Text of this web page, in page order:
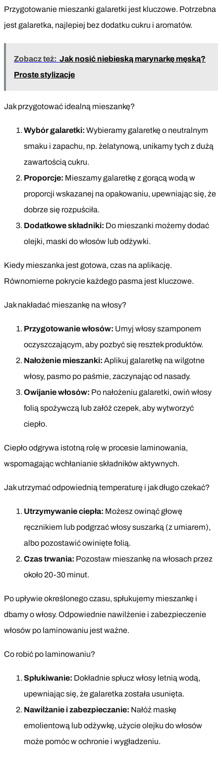
Przygotowanie mieszanki galaretki jest kluczowe. Potrzebna
jest galaretka, najlepiej bez dodatku cukru i aromatów.
Zobacz też: Jak nosić niebieską marynarkę męską?
Proste stylizacje
Jak przygotować idealną mieszankę?
Wybór galaretki: Wybieramy galaretkę o neutralnym
smaku i zapachu, np. żelatynową, unikamy tych z dużą
zawartością cukru.
Proporcje: Mieszamy galaretkę z gorącą wodą w
proporcji wskazanej na opakowaniu, upewniając się, że
dobrze się rozpuściła.
Dodatkowe składniki: Do mieszanki możemy dodać
olejki, maski do włosów lub odżywki.
Kiedy mieszanka jest gotowa, czas na aplikację.
Równomierne pokrycie każdego pasma jest kluczowe.
Jak nakładać mieszankę na włosy?
Przygotowanie włosów: Umyj włosy szamponem
oczyszczającym, aby pozbyć się resztek produktów.
Nałożenie mieszanki: Aplikuj galaretkę na wilgotne
włosy, pasmo po paśmie, zaczynając od nasady.
Owijanie włosów: Po nałożeniu galaretki, owiń włosy
folią spożywczą lub załóż czepek, aby wytworzyć
ciepło.
Ciepło odgrywa istotną rolę w procesie laminowania,
wspomagając wchłanianie składników aktywnych.
Jak utrzymać odpowiednią temperaturę i jak długo czekać?
Utrzymywanie ciepła: Możesz owinąć głowę
ręcznikiem lub podgrzać włosy suszarką (z umiarem),
albo pozostawić owinięte folią.
Czas trwania: Pozostaw mieszankę na włosach przez
około 20-30 minut.
Po upływie określonego czasu, spłukujemy mieszankę i
dbamy o włosy. Odpowiednie nawilżenie i zabezpieczenie
włosów po laminowaniu jest ważne.
Co robić po laminowaniu?
Spłukiwanie: Dokładnie spłucz włosy letnią wodą,
upewniając się, że galaretka została usunięta.
Nawilżanie i zabezpieczanie: Nałóż maskę
emolientową lub odżywkę, użycie olejku do włosów
może pomóc w ochronie i wygładzeniu.